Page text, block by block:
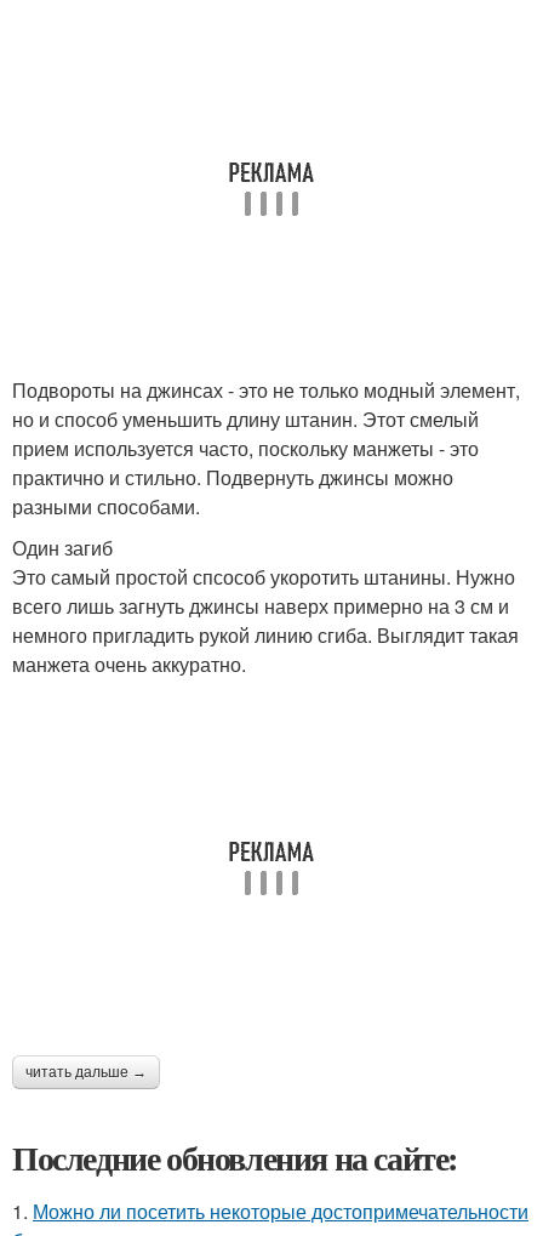
Подвороты на джинсах - это не только модный элемент,
но и способ уменьшить длину штанин. Этот смелый
прием используется часто, поскольку манжеты - это
практично и стильно. Подвернуть джинсы можно
разными способами.
Один загиб
Это самый простой спсособ укоротить штанины. Нужно
всего лишь загнуть джинсы наверх примерно на 3 см и
немного пригладить рукой линию сгиба. Выглядит такая
манжета очень аккуратно.
читать дальше →
Последние обновления на сайте:
1. Можно ли посетить некоторые достопримечательности